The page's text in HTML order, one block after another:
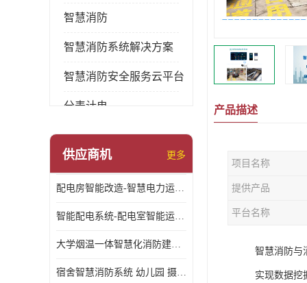
智慧消防
智慧消防系统解决方案
智慧消防安全服务云平台
分表计电
环保用电监管系统
供应商机 更多
配电房智能改造-智慧电力运维云平台
智能配电系统-配电室智能运维监控系统-智能化配电系统平台厂家
大学烟温一体智慧化消防建设 大学校园 消防数字化
宿舍智慧消防系统 幼儿园 摄像头升级
产品描述
项目名称
提供产品
平台名称
智慧消防与
实现数据挖